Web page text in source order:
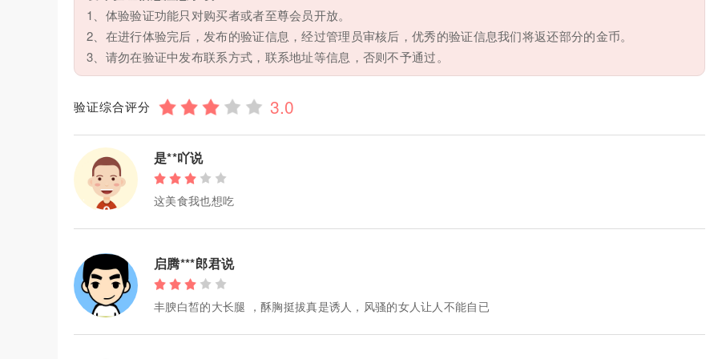
1、体验验证功能只对购买者或者至尊会员开放。
2、在进行体验完后，发布的验证信息，经过管理员审核后，优秀的验证信息我们将返还部分的金币。
3、请勿在验证中发布联系方式，联系地址等信息，否则不予通过。
验证综合评分
是**吖说
这美食我也想吃
启腾***郎君说
丰腴白皙的大长腿 ，酥胸挺拔真是诱人，风骚的女人让人不能自已